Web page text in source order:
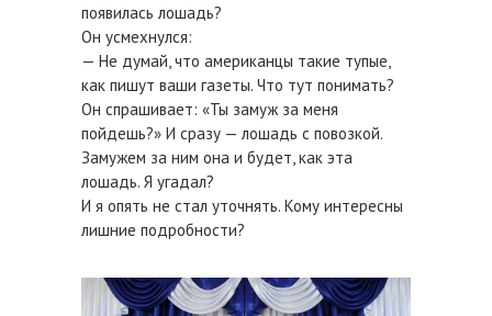
появилась лошадь?
Он усмехнулся:
— Не думай, что американцы такие тупые,
как пишут ваши газеты. Что тут понимать?
Он спрашивает: «Ты замуж за меня
пойдешь?» И сразу — лошадь с повозкой.
Замужем за ним она и будет, как эта
лошадь. Я угадал?
И я опять не стал уточнять. Кому интересны
лишние подробности?